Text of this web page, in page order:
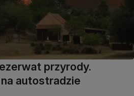
przyrody.
autostradzie